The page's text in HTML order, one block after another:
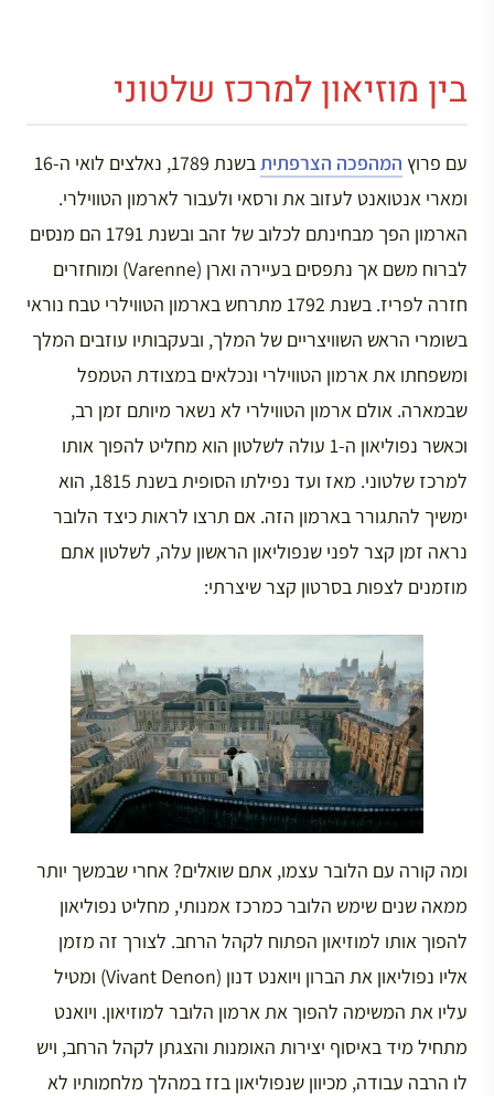
בין מוזיאון למרכז שלטוני
עם פרוץ המהפכה הצרפתית
בשנת 1789, נאלצים לואי ה-16
ומארי אנטואנט לעזוב את ורסאי ולעבור לארמון הטווילרי.
הארמון הפך מבחינתם לכלוב של זהב ובשנת 1791 הם מנסים
לברוח משם אך נתפסים בעיירה וארן (Varenne) ומוחזרים
חזרה לפריז. בשנת 1792 מתרחש בארמון הטווילרי טבח נוראי
בשומרי הראש השוויצריים של המלך, ובעקבותיו עוזבים המלך
ומשפחתו את ארמון הטווילרי ונכלאים במצודת הטמפל
שבמארה. אולם ארמון הטווילרי לא נשאר מיותם זמן רב,
וכאשר נפוליאון ה-1 עולה לשלטון הוא מחליט להפוך אותו
למרכז שלטוני. מאז ועד נפילתו הסופית בשנת 1815, הוא
ימשיך להתגורר בארמון הזה. אם תרצו לראות כיצד הלובר
נראה זמן קצר לפני שנפוליאון הראשון עלה, לשלטון אתם
מוזמנים לצפות בסרטון קצר שיצרתי:
ומה קורה עם הלובר עצמו, אתם שואלים? אחרי שבמשך יותר
ממאה שנים שימש הלובר כמרכז אמנותי, מחליט נפוליאון
להפוך אותו למוזיאון הפתוח לקהל הרחב. לצורך זה מזמן
אליו נפוליאון את הברון ויואנט דנון (Vivant Denon) ומטיל
עליו את המשימה להפוך את ארמון הלובר למוזיאון. ויואנט
מתחיל מיד באיסוף יצירות האומנות והצגתן לקהל הרחב, ויש
לו הרבה עבודה, מכיוון שנפוליאון בזז במהלך מלחמותיו לא